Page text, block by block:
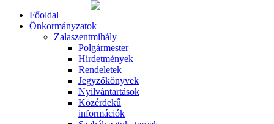
Főoldal
Önkormányzatok
Zalaszentmihály
Polgármester
Hirdetmények
Rendeletek
Jegyzőkönyvek
Nyilvántartások
Közérdekű
információk